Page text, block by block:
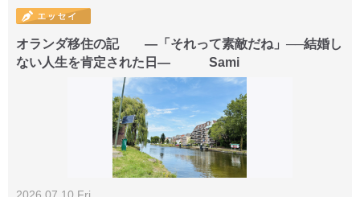
オランダ移住の記 ―「それって素敵だね」──結婚し
ない人生を肯定された日― Sami